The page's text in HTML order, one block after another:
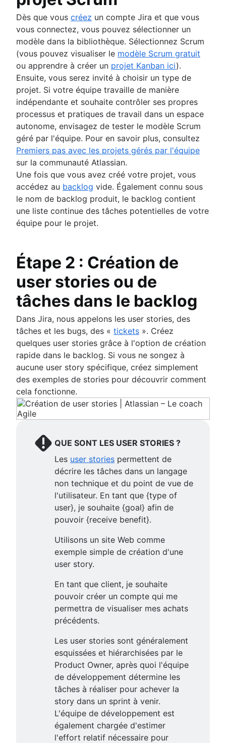
Feuille de route technologique
Logiciel de planification de projets
Outils de gestion du backlog
gestion des workflows
Exemples de workflows
Comment créer une feuille de route de projet
Outils de planification du sprint
Démo de sprint
Logiciel de calendrier de projet
Automatisation des tâches
Backlog produit et backlog de sprint
Outils de gestion des workflows
Dépendances des projets
Tableaux de bord de gestion des tâches
Cadence des sprints
Suivi accéléré
Story points de Fibonacci
Gestion de produit ou gestion de projet
Gestion des délais
Logiciel de gestion de projet gratuit
Processus d'amélioration continue
Risk analysis
Project management AI agents
Adaptive project management
Dès que vous créez un compte Jira et que vous
vous connectez, vous pouvez sélectionner un
modèle dans la bibliothèque. Sélectionnez Scrum
(vous pouvez visualiser le modèle Scrum gratuit
ou apprendre à créer un projet Kanban ici).
Ensuite, vous serez invité à choisir un type de
projet. Si votre équipe travaille de manière
indépendante et souhaite contrôler ses propres
processus et pratiques de travail dans un espace
autonome, envisagez de tester le modèle Scrum
géré par l'équipe. Pour en savoir plus, consultez
Premiers pas avec les projets gérés par l'équipe
sur la communauté Atlassian.
Une fois que vous avez créé votre projet, vous
accédez au backlog vide. Également connu sous
le nom de backlog produit, le backlog contient
une liste continue des tâches potentielles de votre
équipe pour le projet.
Étape 2 : Création de
user stories ou de
tâches dans le backlog
Dans Jira, nous appelons les user stories, des
tâches et les bugs, des « tickets ». Créez
quelques user stories grâce à l'option de création
rapide dans le backlog. Si vous ne songez à
aucune user story spécifique, créez simplement
des exemples de stories pour découvrir comment
cela fonctionne.
QUE SONT LES USER STORIES ?
Les user stories permettent de
décrire les tâches dans un langage
non technique et du point de vue de
l'utilisateur. En tant que {type of
user}, je souhaite {goal} afin de
pouvoir {receive benefit}.
Utilisons un site Web comme
exemple simple de création d'une
user story.
En tant que client, je souhaite
pouvoir créer un compte qui me
permettra de visualiser mes achats
précédents.
Les user stories sont généralement
esquissées et hiérarchisées par le
Product Owner, après quoi l'équipe
de développement détermine les
tâches à réaliser pour achever la
story dans un sprint à venir.
L'équipe de développement est
également chargée d'estimer
l'effort relatif nécessaire pour